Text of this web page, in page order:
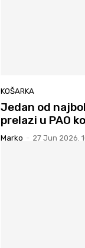
KOŠARKA
Jedan od
prelazi u PAO
Marko - 27 Jun 2026.